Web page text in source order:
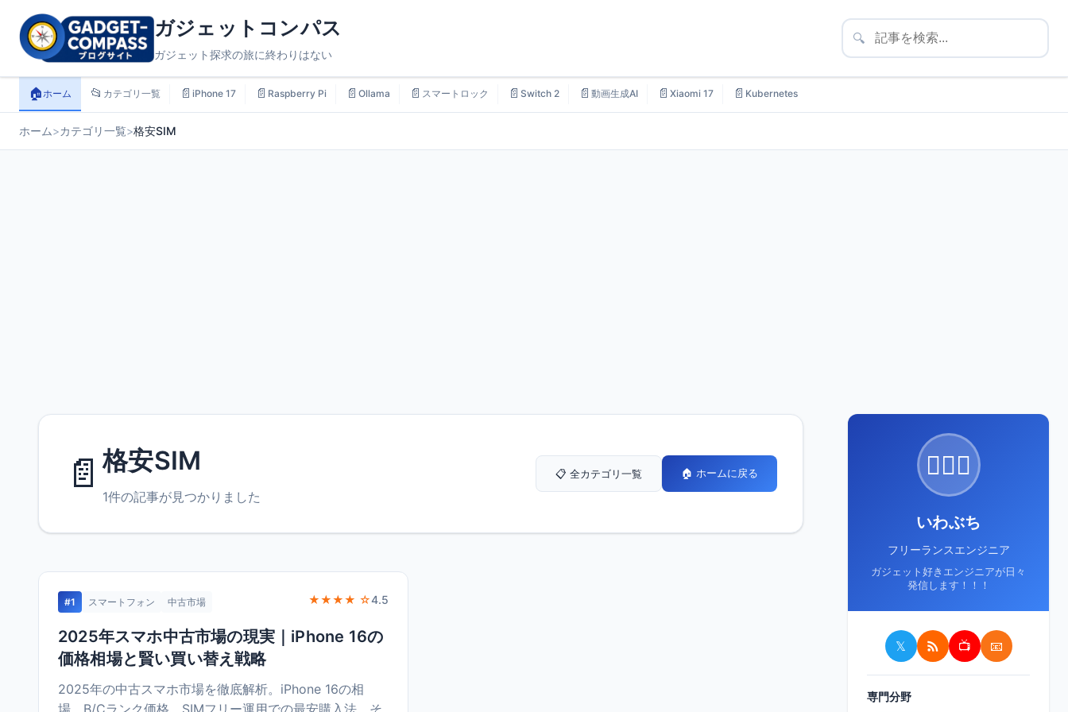
ガジェットコンパス
ガジェット探求の旅に終わりはない
🔍
🏠ホーム 📂 カテゴリ一覧 📄 iPhone 17 📄 Raspberry Pi 📄 Ollama 📄 スマートロック 📄 Switch 2 📄 動画生成AI 📄 Xiaomi 17 📄 Kubernetes
ホーム>カテゴリ一覧>格安SIM
📄 格安SIM
1件の記事が見つかりました
📋 全カテゴリ一覧 🏠 ホームに戻る
#1 スマートフォン 中古市場 ★★★★ ☆4.5
2025年スマホ中古市場の現実｜iPhone 16の
価格相場と賢い買い替え戦略
2025年の中古スマホ市場を徹底解析。iPhone 16の相
場、B/Cランク価格、SIMフリー運用での最安購入法、そ
🙋🏻‍♂️
いわぶち
フリーランスエンジニア
ガジェット好きエンジニアが日々
発信します！！！
𝕏 📺 📧
専門分野